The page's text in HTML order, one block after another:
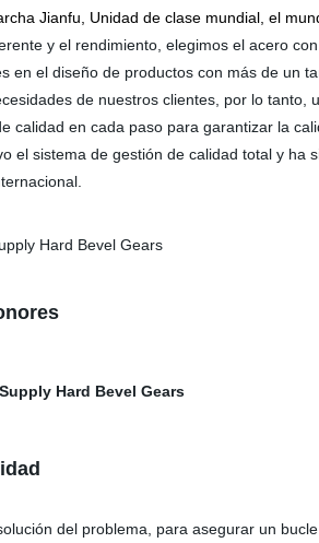
Jianfu, Unidad de clase mundial, el
y el rendimiento, elegimos el acero
en el diseño de productos con más de un
de nuestros clientes, por lo
calidad en cada paso para garantizar la
el sistema de gestión de calidad total y
del problema, para asegurar un